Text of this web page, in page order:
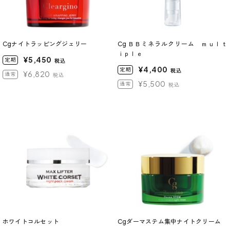
Cgナイトラッピングジェリー
定期 ¥5,450 税込
通常 ¥6,820 税込
Cg ＢＢミネラルクリーム ｍｕｌｔ
ｉｐｌｅ
定期 ¥4,400 税込
通常 ¥5,500 税込
ホワイトコルセット Cgダーマステム集中ナイトクリーム